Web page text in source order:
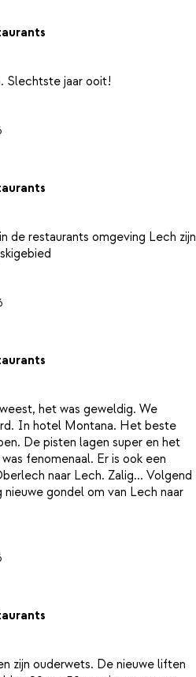
de restaurants omgeving Lech zijn
het was geweldig. We
In hotel Montana. Het beste
De pisten lagen super en het
fenomenaal. Er is ook een
naar Lech. Zalig... Volgend
gondel om van Lech naar
zijn ouderwets. De nieuwe liften